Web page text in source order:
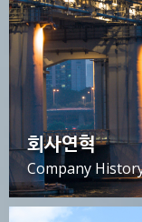
회사연혁
Company